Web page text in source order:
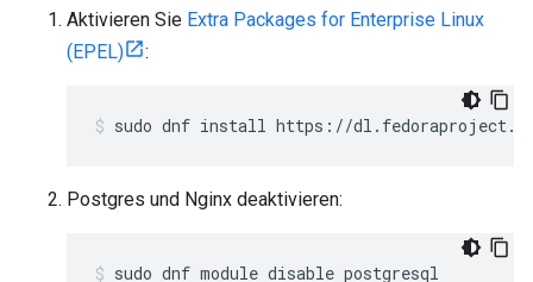
Aktivieren Sie Extra Packages for Enterprise Linux
(EPEL)
:
sudo dnf install https://
Postgres und Nginx deaktivieren: